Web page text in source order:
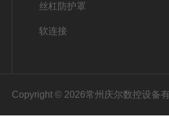
丝杠防护罩
软连接
Copyright © 2026常州庆尔数控设备